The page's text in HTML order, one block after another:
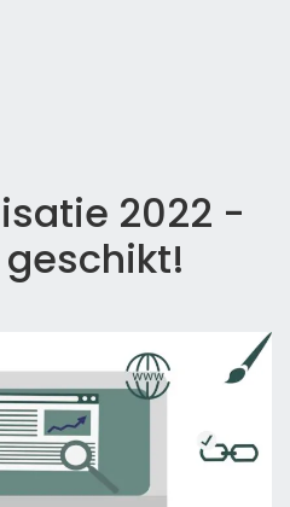
2022 -